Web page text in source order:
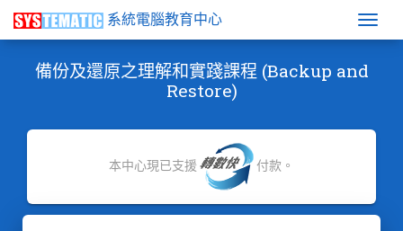
系統電腦教育中心
備份及還原之理解和實踐課程 (Backup and
Restore)
本中心現已支援 付款。